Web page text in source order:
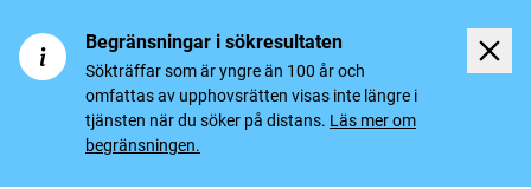
Begränsningar i sökresultaten
Sökträffar som är yngre än 100 år och
omfattas av upphovsrätten visas inte längre i
tjänsten när du söker på distans. Läs mer om
begränsningen.